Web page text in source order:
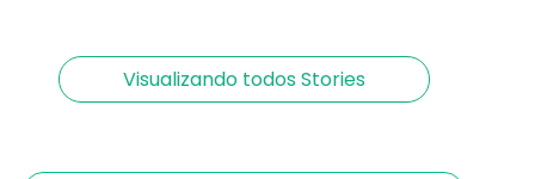
problemas com
contratos
Visualizando todos Stories